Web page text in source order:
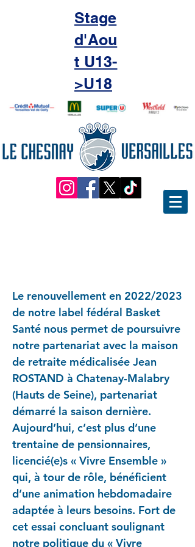
Stage
d'Aou
t U13-
>U18
Le renouvellement en 2022/2023
de notre label fédéral Basket
Santé nous permet de poursuivre
notre partenariat avec la maison
de retraite médicalisée Jean
ROSTAND à Chatenay-Malabry
(Hauts de Seine), partenariat
démarré la saison dernière.
Aujourd’hui, c’est plus d’une
trentaine de pensionnaires,
licencié(e)s « Vivre Ensemble »
qui, à tour de rôle, bénéficient
d’une animation hebdomadaire
adaptée à leurs besoins. Fort de
cet essai concluant soulignant
notre politique du « Vivre